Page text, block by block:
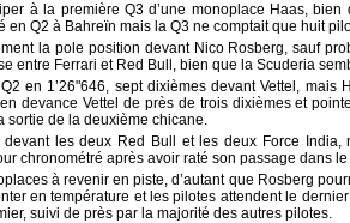
à la première Q3 d’une monoplace Haas,
en Q2 à Bahreïn mais la Q3 ne comptait que huit
la pole position devant Nico Rosberg, sauf
entre Ferrari et Red Bull, bien que la Scuderia
en 1’26"646, sept dixièmes devant Vettel,
devance Vettel de près de trois dixièmes et
sortie de la deuxième chicane.
les deux Red Bull et les deux Force India,
chronométré après avoir raté son passage dans
à revenir en piste, d’autant que Rosberg
en température et les pilotes attendent le
suivi de près par la majorité des autres pilotes.